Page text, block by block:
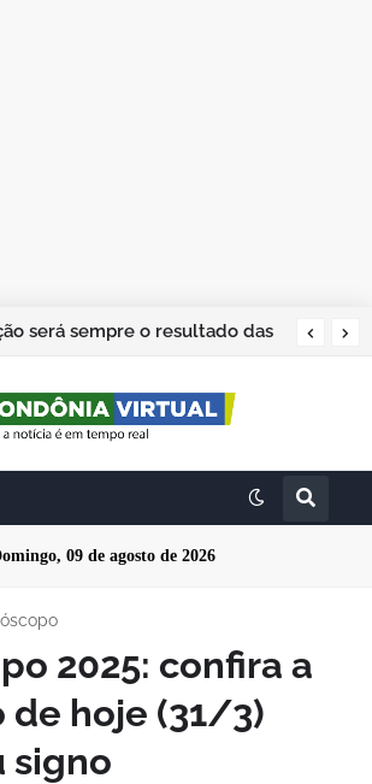
será sempre o resultado das
09 de agosto de 2026
2025: confira a
de hoje (31/3)
signo